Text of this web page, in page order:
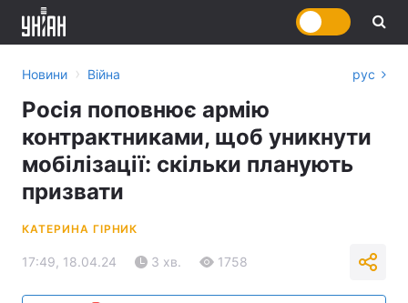
Новини › Війна рус
Росія поповнює армію
контрактниками, щоб уникнути
мобілізації: скільки планують
призвати
КАТЕРИНА ГІРНИК
17:49, 18.04.24 3 хв. 1758